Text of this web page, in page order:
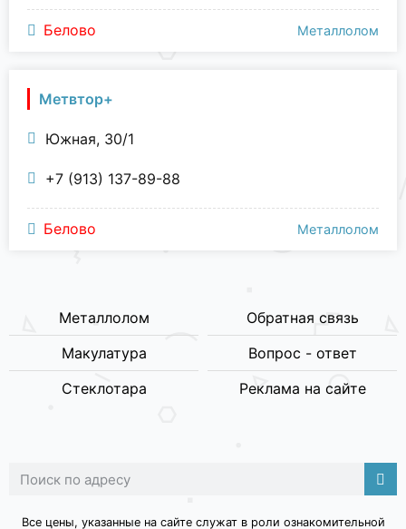
Белово Металлолом
Метвтор+
Южная, 30/1
+7 (913) 137-89-88
Белово Металлолом
Металлолом
Макулатура
Стеклотара
Обратная связь
Вопрос - ответ
Реклама на сайте
Все цены, указанные на сайте служат в роли ознакомительной